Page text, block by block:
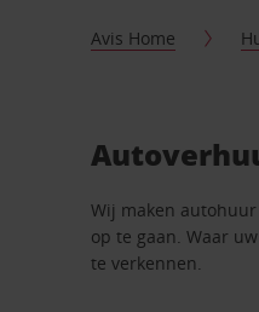
Avis Home
Wij maken
op te gaan. Waar
te verkennen.